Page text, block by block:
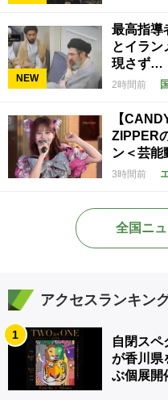
NEW
最高指導
とイラ
現さず…
2時間前
【
ZIPPER
ン＜芸能
3時間前
全国ニ
アクセスランキン
1
自閉スペ
が香川
ぶ個展開